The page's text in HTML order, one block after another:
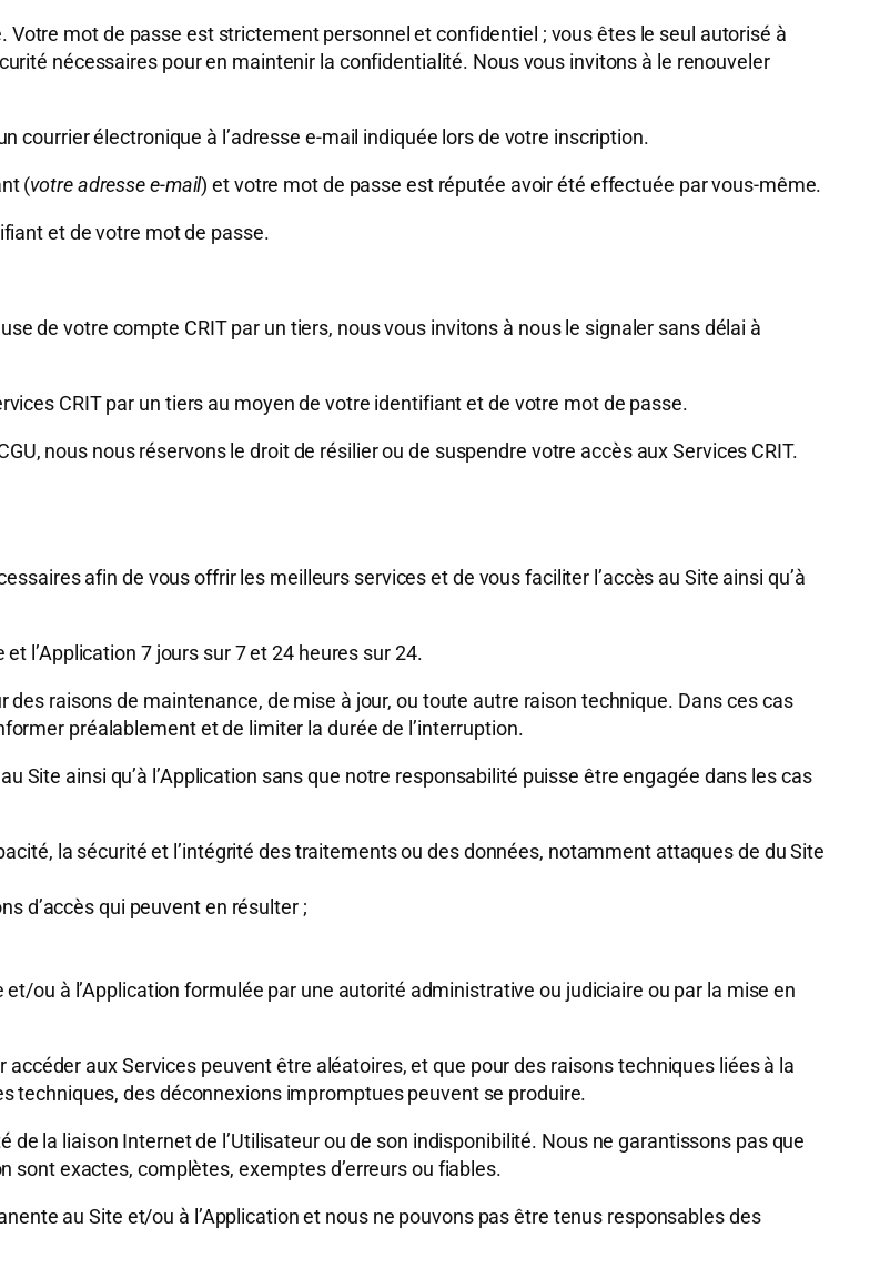
mot de passe est strictement personnel et confidentiel ; vous êtes le seul autorisé à
nécessaires pour en maintenir la confidentialité. Nous vous invitons à le renouveler
courrier électronique à l’adresse e-mail indiquée lors de votre inscription.
(votre adresse e-mail) et votre mot de passe est réputée avoir été effectuée par vous-même.
et de votre mot de passe.
de votre compte CRIT par un tiers, nous vous invitons à nous le signaler sans délai à
CRIT par un tiers au moyen de votre identifiant et de votre mot de passe.
nous nous réservons le droit de résilier ou de suspendre votre accès aux Services CRIT.
afin de vous offrir les meilleurs services et de vous faciliter l’accès au Site ainsi qu’à
l’Application 7 jours sur 7 et 24 heures sur 24.
raisons de maintenance, de mise à jour, ou toute autre raison technique. Dans ces cas
préalablement et de limiter la durée de l’interruption.
Site ainsi qu’à l’Application sans que notre responsabilité puisse être engagée dans les cas
la sécurité et l’intégrité des traitements ou des données, notamment attaques de du Site
d’accès qui peuvent en résulter ;
ou à l’Application formulée par une autorité administrative ou judiciaire ou par la mise en
aux Services peuvent être aléatoires, et que pour des raisons techniques liées à la
techniques, des déconnexions impromptues peuvent se produire.
la liaison Internet de l’Utilisateur ou de son indisponibilité. Nous ne garantissons pas que
sont exactes, complètes, exemptes d’erreurs ou fiables.
au Site et/ou à l’Application et nous ne pouvons pas être tenus responsables des